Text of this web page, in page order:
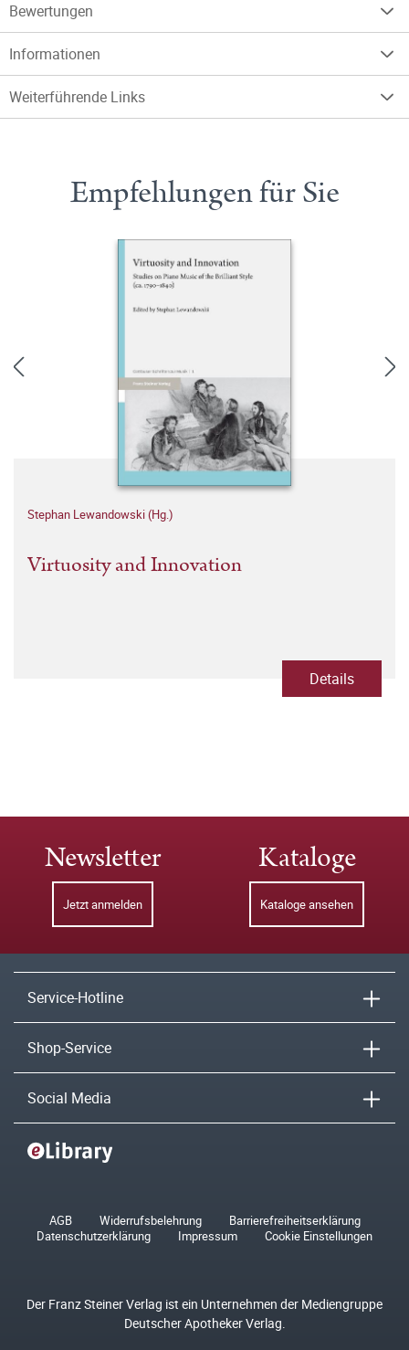
Bewertungen
Informationen
Weiterführende Links
Empfehlungen für Sie
Stephan Lewandowski (Hg.)
Virtuosity and Innovation
Details
Newsletter
Jetzt anmelden
Kataloge
Kataloge ansehen
Service-Hotline
Shop-Service
Social Media
AGB Widerrufsbelehrung
Barrierefreiheitserklärung
Datenschutzerklärung
Impressum Cookie Einstellungen
Der Franz Steiner Verlag ist ein Unternehmen der Mediengruppe
Deutscher Apotheker Verlag.